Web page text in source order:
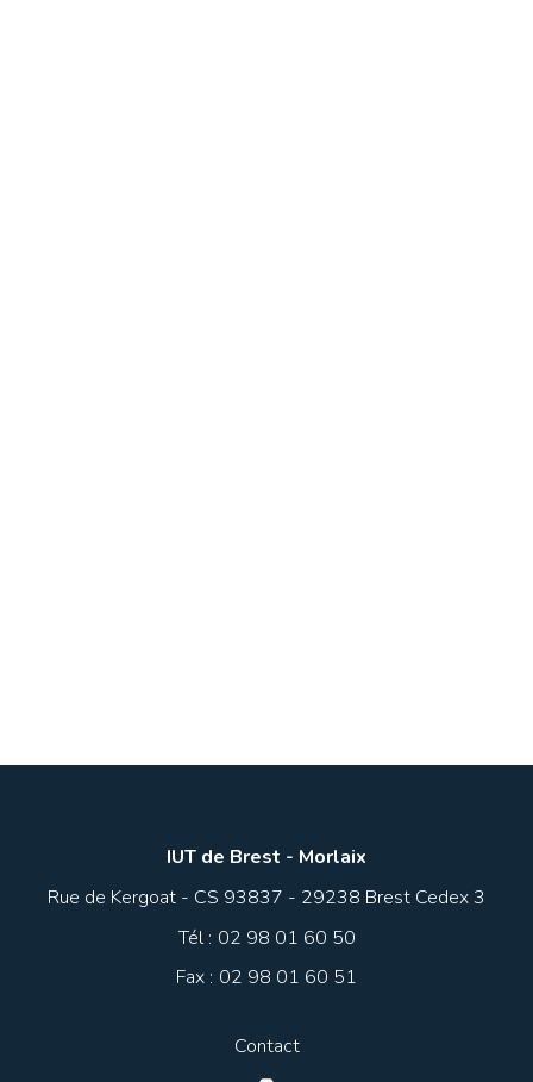
Du concret, des défis et de l’expertise :
mon alternance GMP en bureau d’études
EN SAVOIR +
IUT de Brest - Morlaix
Rue de Kergoat - CS 93837 - 29238 Brest Cedex 3
Tél : 02 98 01 60 50
Fax : 02 98 01 60 51
Contact